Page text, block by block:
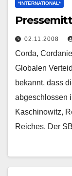
*INTERNATIONAL*
02.11.2008
Corda,
Globalen
bekannt, dass
abgeschlossen
Kaschinowitz,
Reiches. Der